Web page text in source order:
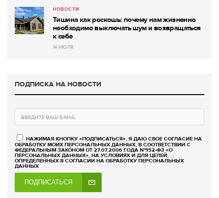
НОВОСТИ
Тишина как роскошь: почему нам жизненно
необходимо выключать шум и возвращаться
к себе
14 ИЮЛЯ
ПОДПИСКА НА НОВОСТИ
НАЖИМАЯ КНОПКУ «ПОДПИСАТЬСЯ», Я ДАЮ СВОЕ СОГЛАСИЕ НА
ОБРАБОТКУ МОИХ ПЕРСОНАЛЬНЫХ ДАННЫХ, В СООТВЕТСТВИИ С
ФЕДЕРАЛЬНЫМ ЗАКОНОМ ОТ 27.07.2006 ГОДА №152-ФЗ «О
ПЕРСОНАЛЬНЫХ ДАННЫХ», НА УСЛОВИЯХ И ДЛЯ ЦЕЛЕЙ,
ОПРЕДЕЛЕННЫХ В СОГЛАСИИ НА ОБРАБОТКУ ПЕРСОНАЛЬНЫХ
ДАННЫХ
ПОДПИСАТЬСЯ